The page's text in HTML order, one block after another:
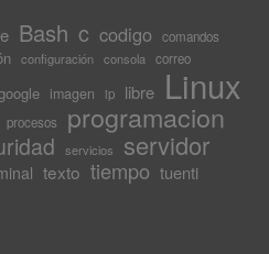
Bash c codigo
comandos
configuración consola correo
imagen ip libre Linux
procesos programacion
servicios servidor
texto tiempo tuenti